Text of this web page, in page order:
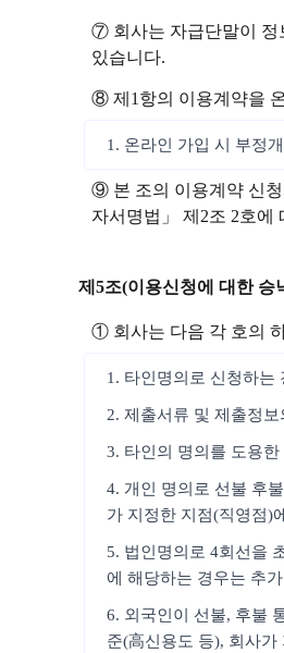
⑦ 회사는 자급단말이 정
있습니다.
⑧ 제1항의 이용계약을
1. 온라인 가입 시 부정
⑨ 본 조의 이용계약 신청
자서명법」 제2조 2호에
제5조(이용신청에 대한 승
① 회사는 다음 각 호의
1. 타인명의로 신청하는
2. 제출서류 및 제출정
3. 타인의 명의를 도용
4. 개인 명의로 선불 후
가 지정한 지점(직영점)
5. 법인명의로 4회선을
에 해당하는 경우는 추
6. 외국인이 선불, 후불
준(高신용도 등), 회사